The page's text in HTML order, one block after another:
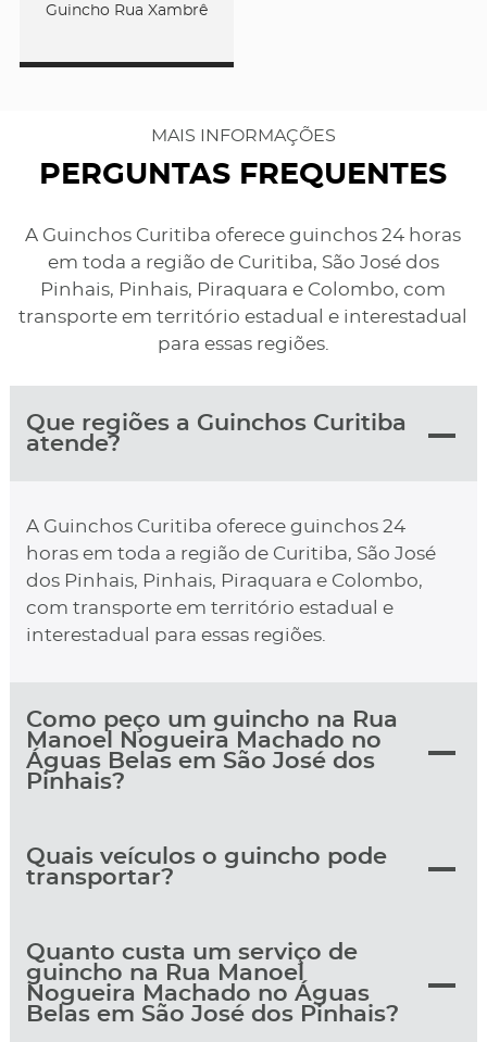
Guincho Rua Xambrê
MAIS INFORMAÇÕES
PERGUNTAS FREQUENTES
A Guinchos Curitiba oferece guinchos 24 horas
em toda a região de Curitiba, São José dos
Pinhais, Pinhais, Piraquara e Colombo, com
transporte em território estadual e interestadual
para essas regiões.
Que regiões a Guinchos Curitiba
atende?
A Guinchos Curitiba oferece guinchos 24
horas em toda a região de Curitiba, São José
dos Pinhais, Pinhais, Piraquara e Colombo,
com transporte em território estadual e
interestadual para essas regiões.
Como peço um guincho na Rua
Manoel Nogueira Machado no
Águas Belas em São José dos
Pinhais?
Quais veículos o guincho pode
transportar?
Quanto custa um serviço de
guincho na Rua Manoel
Nogueira Machado no Águas
Belas em São José dos Pinhais?